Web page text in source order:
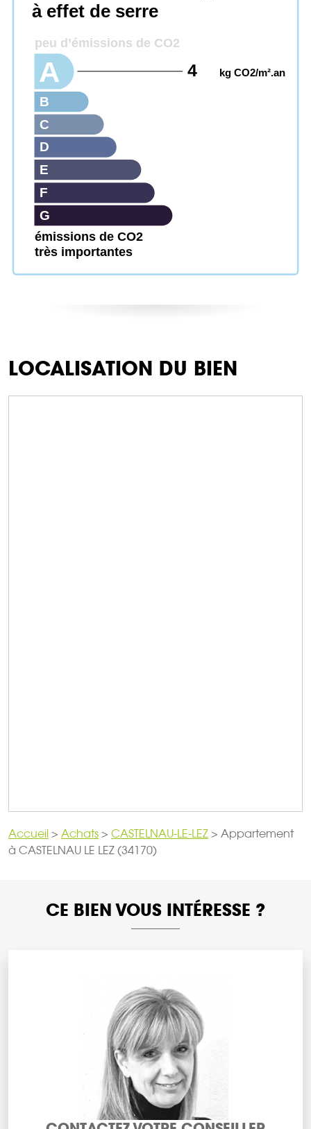
émissions de CO2
très importantes
à effet de serre
peu d’émissions de CO2
G
F
E
D
C
B
A 4 kg CO2/m².an
LOCALISATION DU BIEN
Accueil > Achats > CASTELNAU-LE-LEZ > Appartement
à CASTELNAU LE LEZ (34170)
CE BIEN VOUS INTÉRESSE ?